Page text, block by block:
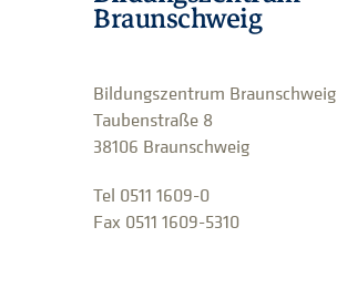
Braunschweig
Bildungszentrum Braunschweig
Taubenstraße 8
38106 Braunschweig
Tel 0511 1609-0
Fax 0511 1609-5310